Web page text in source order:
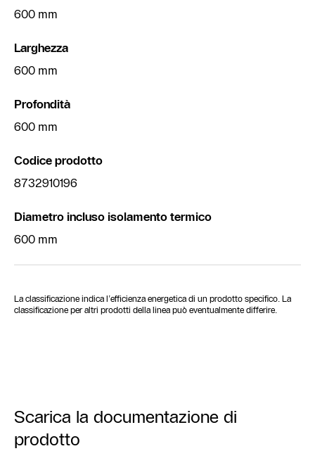
600 mm
Larghezza
600 mm
Profondità
600 mm
Codice prodotto
8732910196
Diametro incluso isolamento termico
600 mm
La classificazione indica l’efficienza energetica di un prodotto specifico. La
classificazione per altri prodotti della linea può eventualmente differire.
Scarica la documentazione di
prodotto